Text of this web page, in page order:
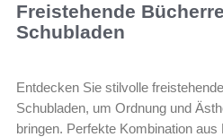
Freistehende
Schubladen
Entdecken Sie stilvolle
Schubladen, um Ordnung und
bringen. Perfekte Kombination aus